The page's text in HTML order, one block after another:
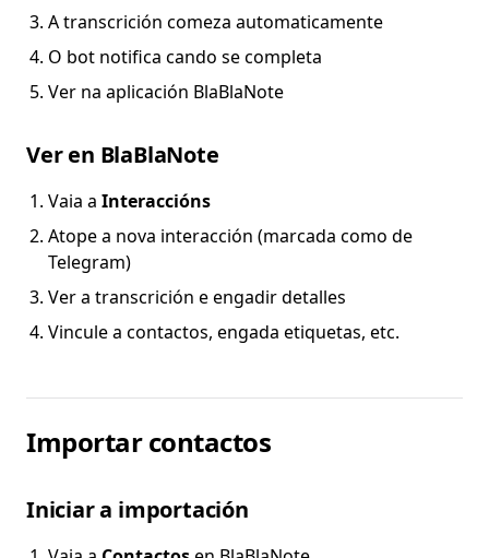
A transcrición comeza automaticamente
O bot notifica cando se completa
Ver na aplicación BlaBlaNote
Ver en BlaBlaNote
Vaia a Interaccións
Atope a nova interacción (marcada como de
Telegram)
Ver a transcrición e engadir detalles
Vincule a contactos, engada etiquetas, etc.
Importar contactos
Iniciar a importación